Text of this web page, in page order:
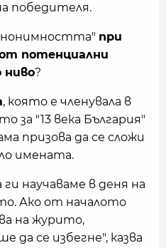
победителя.
при
потенциални
ниво?
, която е членувала в
за "13 века България"
призова да се сложи
имената.
научаваме в деня на
Ако от началото
на журито,
да се избегне", казва